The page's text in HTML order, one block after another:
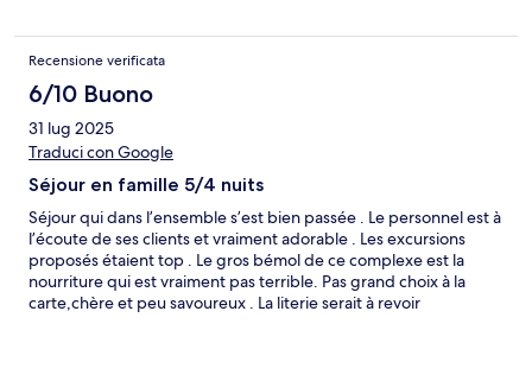
Recensione verificata
6/10 Buono
31 lug 2025
Traduci con Google
Séjour en famille 5/4 nuits
Séjour qui dans l’ensemble s’est bien passée . Le personnel est à
l’écoute de ses clients et vraiment adorable . Les excursions
proposés étaient top . Le gros bémol de ce complexe est la
nourriture qui est vraiment pas terrible. Pas grand choix à la
carte,chère et peu savoureux . La literie serait à revoir